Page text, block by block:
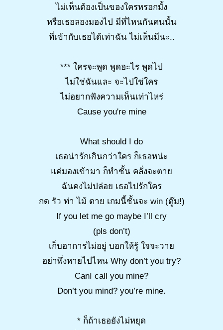
ไม่เห็นต้องเป็นของใครหรอกมั้ง
หรือเธอลองมองไป มีที่ไหนกันคนนั้น
ที่เข้ากับเธอได้เท่าฉัน ไม่เห็นมีนะ..
*** ใครจะพูด พูดอะไร พูดไป
ไม่ใช่ฉันและ จะไปใช่ใคร
ไม่อยากฟังความเห็นเท่าไหร่
Cause you're mine
What should I do
เธอน่ารักเกินกว่าใคร ก็เธอหน่ะ
แค่มองเข้ามา ก็ทำชั้น คลั่งจะตาย
ฉันคงไม่ปล่อย เธอไปรักใคร
กด รัว ท่า ไม้ ตาย เกมนี้ชั้นจะ win (ตู๊ม!)
If you let me go maybe I’ll cry
(pls don’t)
เก็บอาการไม่อยู่ บอกให้รู้ ใจจะวาย
อย่าพึ่งหายไปไหน Why don’t you try?
CanI call you mine?
Don’t you mind? you’re mine.
* ก็ถ้าเธอยังไม่หยุด